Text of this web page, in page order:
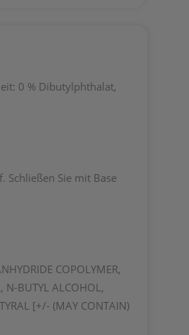
0 % Dibutylphthalat,
Schließen Sie mit Base
COPOLYMER,
N-BUTYL ALCOHOL,
[+/- (MAY CONTAIN)